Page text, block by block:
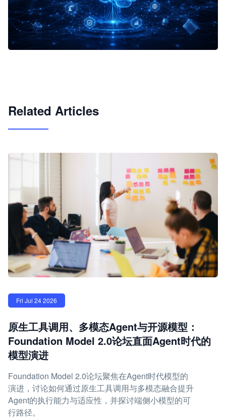
Related Articles
Fri Jul 24 2026
原生工具调用、多模态Agent与开源模型：
Foundation Model 2.0论坛直面Agent时代的
模型演进
Foundation Model 2.0论坛聚焦在Agent时代模型的
演进，讨论如何通过原生工具调用与多模态融合提升
Agent的执行能力与适应性，并探讨端侧小模型的可
行路径。